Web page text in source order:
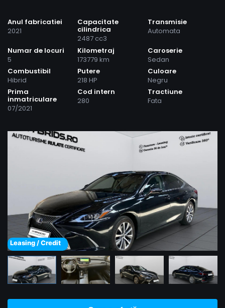
Anul fabricatiei
2021
Capacitate
cilindrica
2487 cc3
Transmisie
Automata
Numar de locuri
5
Kilometraj
173779 km
Caroserie
Sedan
Combustibil
Hibrid
Putere
218 HP
Culoare
Negru
Prima
inmatriculare
07/2021
Cod intern
280
Tractiune
Fata
Leasing / Credit